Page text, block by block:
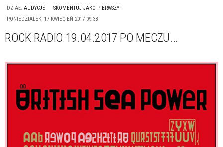
DZIAŁ: AUDYCJE
SKOMENTUJ JAKO PIERWSZY!
PONIEDZIAŁEK, 17 KWIECIEŃ 2017 09:38
ROCK RADIO 19.04.2017 PO MECZU...